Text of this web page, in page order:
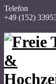
Telefon
+49 (152)